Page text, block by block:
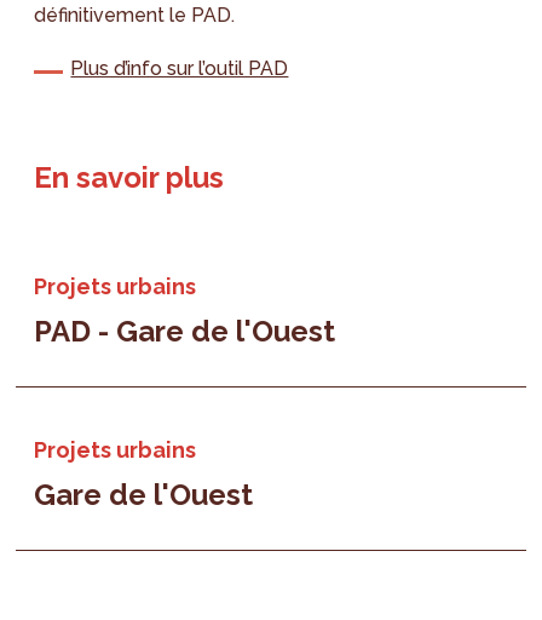
définitivement le PAD.
Plus d’info sur l’outil PAD
En savoir plus
Projets urbains
PAD - Gare de l'Ouest
Projets urbains
Gare de l'Ouest